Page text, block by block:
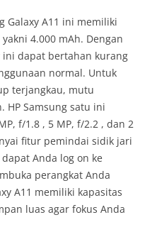
Galaxy A11 ini memiliki
4.000 mAh. Dengan
ini dapat bertahan kurang
normal. Untuk
terjangkau, mutu
HP Samsung satu ini
f/1.8 , 5 MP, f/2.2 , dan 2
fitur pemindai sidik jari
Anda log on ke
perangkat Anda
A11 memiliki kapasitas
luas agar fokus Anda